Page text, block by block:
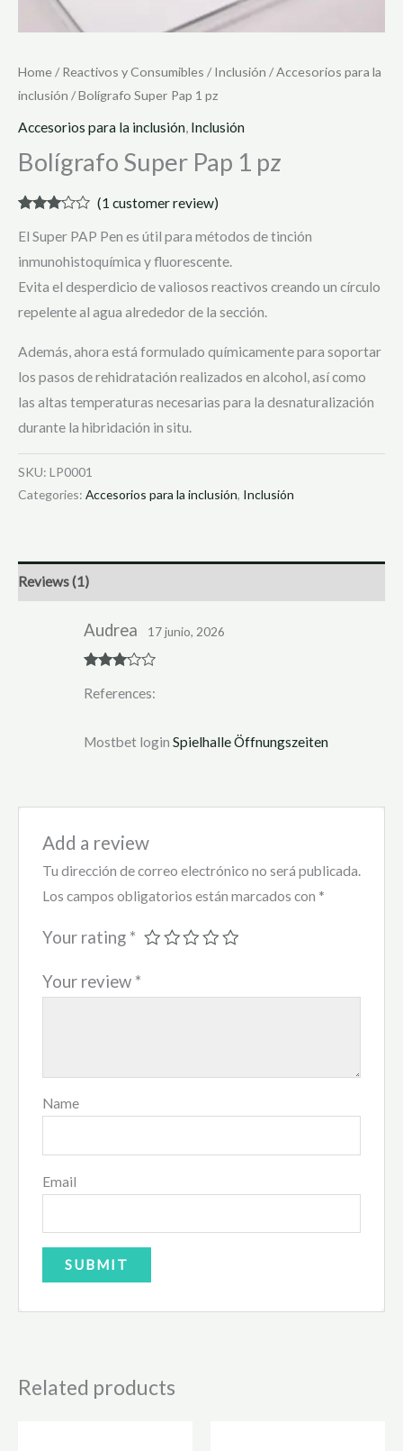
Home/Reactivos y Consumibles /Inclusión /Accesorios para la
inclusión / Bolígrafo Super Pap 1 pz
Accesorios para la inclusión Inclusión
Bolígrafo Super Pap 1 pz
3.00
based
customer
rating
(1 customer review)
El Super PAP Pen es útil para métodos de tinción
inmunohistoquímica y fluorescente.
Evita el desperdicio de valiosos reactivos creando un círculo
repelente al agua alrededor de la sección.
Además, ahora está formulado químicamente para soportar
los pasos de rehidratación realizados en alcohol, así como
las altas temperaturas necesarias para la desnaturalización
durante la hibridación in situ.
SKU: LP0001
Categories: Accesorios para la inclusión, Inclusión
Reviews (1)
out of 5
Audrea 17 junio, 2026
References:
Mostbet loginSpielhalle Öffnungszeiten
Add a review
Tu dirección de correo electrónico no será publicada.
Los campos obligatorios están marcados con *
Your rating *
Your review *
Name
Email
Related products